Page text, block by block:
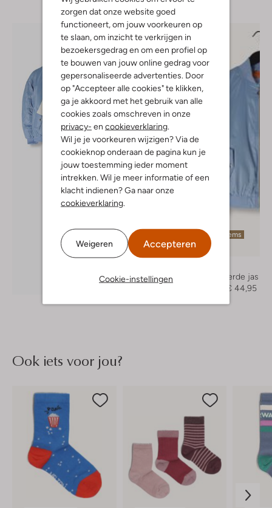
zorgen dat onze website goed
functioneert, om jouw voorkeuren op
te slaan, om inzicht te verkrijgen in
bezoekersgedrag en om een profiel op
te bouwen van jouw online gedrag voor
gepersonaliseerde advertenties. Door
op "Accepteer alle cookies" te klikken,
ga je akkoord met het gebruik van alle
cookies zoals omschreven in onze
privacy- en cookieverklaring.
Wil je je voorkeuren wijzigen? Via de
cookieknop onderaan de pagina kun je
jouw toestemming ieder moment
intrekken. Wil je meer informatie of een
klacht indienen? Ga naar onze
cookieverklaring.
Weigeren Accepteren
Cookie-instellingen
Ontdek de look
Laatste items
-50%
Gewatteerde jas
€ 44,95
Ook iets voor jou?